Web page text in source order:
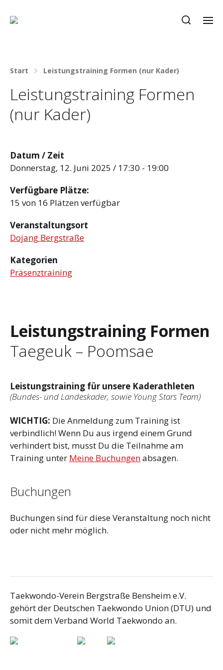
Start Leistungstraining Formen (nur Kader)
Leistungstraining Formen
(nur Kader)
Datum / Zeit
Donnerstag, 12. Juni 2025 / 17:30 - 19:00
Verfügbare Plätze:
15 von 16 Plätzen verfügbar
Veranstaltungsort
Dojang Bergstraße
Kategorien
Präsenztraining
Leistungstraining Formen
Taegeuk – Poomsae
Leistungstraining für unsere Kaderathleten
(Bundes- und Landeskader, sowie Young Stars Team)
WICHTIG: Die Anmeldung zum Training ist
verbindlich! Wenn Du aus irgend einem Grund
verhindert bist, musst Du die Teilnahme am
Training unter Meine Buchungenabsagen.
Buchungen
Buchungen sind für diese Veranstaltung noch nicht
oder nicht mehr möglich.
Taekwondo-Verein Bergstraße Bensheim e.V.
gehört der Deutschen Taekwondo Union (DTU) und
somit dem Verband World Taekwondo an.